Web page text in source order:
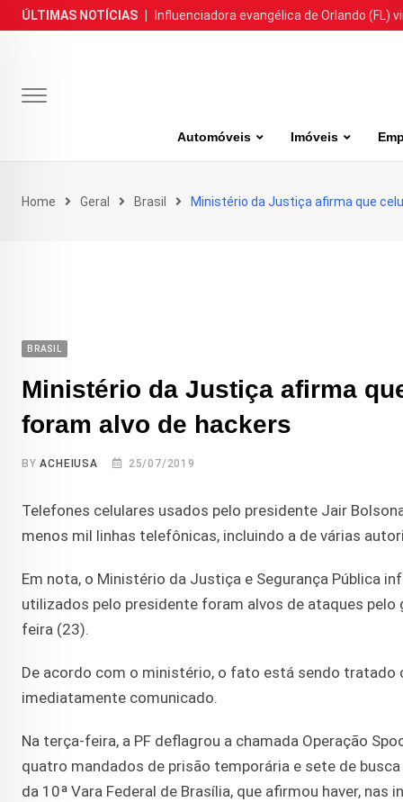
Skip
to
ÚLTIMAS NOTÍCIAS Influenciadora evangélica de Orlando (FL)
Automóveis Imóveis
Home Geral Brasil Ministério da Justiça afirma que
BRASIL
Ministério da Justiça afirma
foram alvo de hackers
BYACHEIUSA 25/07/2019
Telefones celulares usados pelo presidente Jair
menos mil linhas telefônicas, incluindo a de várias
Em nota, o Ministério da Justiça e Segurança Pública
utilizados pelo presidente foram alvos de ataques
feira (23).
De acordo com o ministério, o fato está sendo tratado
imediatamente comunicado.
Na terça-feira, a PF deflagrou a chamada Operação
quatro mandados de prisão temporária e sete de
da 10ª Vara Federal de Brasília, que afirmou haver,